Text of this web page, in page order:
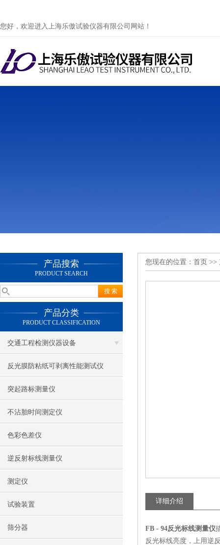
您好，欢迎进入上海乐傲试验仪器有限公司网站！
产品搜索
PRODUCT SEARCH
产品分类
PRODUCT CLASSIFICATION
交通工程检测仪器设备
反光膜防粘纸可剥离性能测试仪
突起路标测量仪
不沾胎时间测定仪
色彩色差仪
逆反射标线测量仪
测定仪
试验装置
筛分器
您现在的位置： 首页 >>
详细介绍
FB - 94反光标线测量仪
反光标线亮度，上用逆